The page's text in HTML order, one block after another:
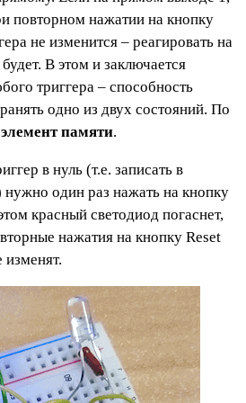
повторном нажатии на кнопку
не изменится – реагировать на
В этом и заключается
триггера – способность
одно из двух состояний. По
элемент памяти.
в нуль (т.е. записать в
нужно один раз нажать на кнопку
красный светодиод погаснет,
нажатия на кнопку Reset
изменят.